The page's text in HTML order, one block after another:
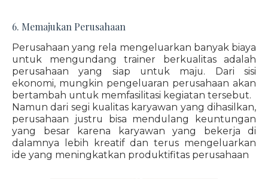
6. Memajukan Perusahaan
Perusahaan yang rela mengeluarkan banyak biaya
untuk mengundang trainer berkualitas adalah
perusahaan yang siap untuk maju. Dari sisi
ekonomi, mungkin pengeluaran perusahaan akan
bertambah untuk memfasilitasi kegiatan tersebut.
Namun dari segi kualitas karyawan yang dihasilkan,
perusahaan justru bisa mendulang keuntungan
yang besar karena karyawan yang bekerja di
dalamnya lebih kreatif dan terus mengeluarkan
ide yang meningkatkan produktifitas perusahaan